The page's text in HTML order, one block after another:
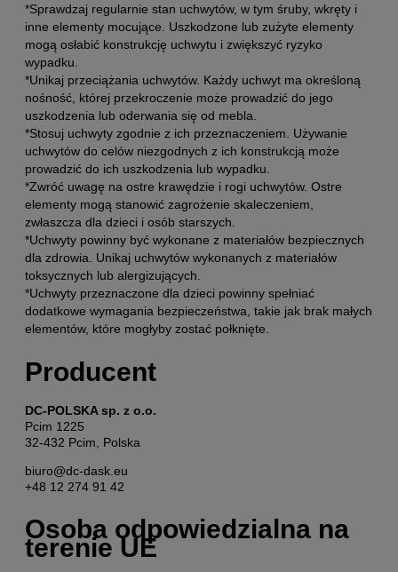
*Sprawdzaj regularnie stan uchwytów, w tym śruby, wkręty i
inne elementy mocujące. Uszkodzone lub zużyte elementy
mogą osłabić konstrukcję uchwytu i zwiększyć ryzyko
wypadku.
*Unikaj przeciążania uchwytów. Każdy uchwyt ma określoną
nośność, której przekroczenie może prowadzić do jego
uszkodzenia lub oderwania się od mebla.
*Stosuj uchwyty zgodnie z ich przeznaczeniem. Używanie
uchwytów do celów niezgodnych z ich konstrukcją może
prowadzić do ich uszkodzenia lub wypadku.
*Zwróć uwagę na ostre krawędzie i rogi uchwytów. Ostre
elementy mogą stanowić zagrożenie skaleczeniem,
zwłaszcza dla dzieci i osób starszych.
*Uchwyty powinny być wykonane z materiałów bezpiecznych
dla zdrowia. Unikaj uchwytów wykonanych z materiałów
toksycznych lub alergizujących.
*Uchwyty przeznaczone dla dzieci powinny spełniać
dodatkowe wymagania bezpieczeństwa, takie jak brak małych
elementów, które mogłyby zostać połknięte.
Producent
DC-POLSKA sp. z o.o.
Pcim 1225
32-432 Pcim, Polska
biuro@dc-dask.eu
+48 12 274 91 42
Osoba odpowiedzialna na
terenie UE